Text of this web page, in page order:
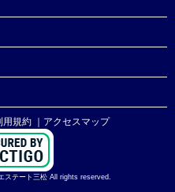
用規約 ｜アクセスマップ
テート三松 All rights reserved.